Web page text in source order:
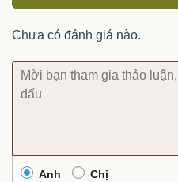
Chưa có đánh giá nào.
Anh Chị